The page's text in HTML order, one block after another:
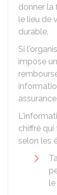
donner la
le lieu de
durable.
Si
impose
assurance.
chiffré
selon les